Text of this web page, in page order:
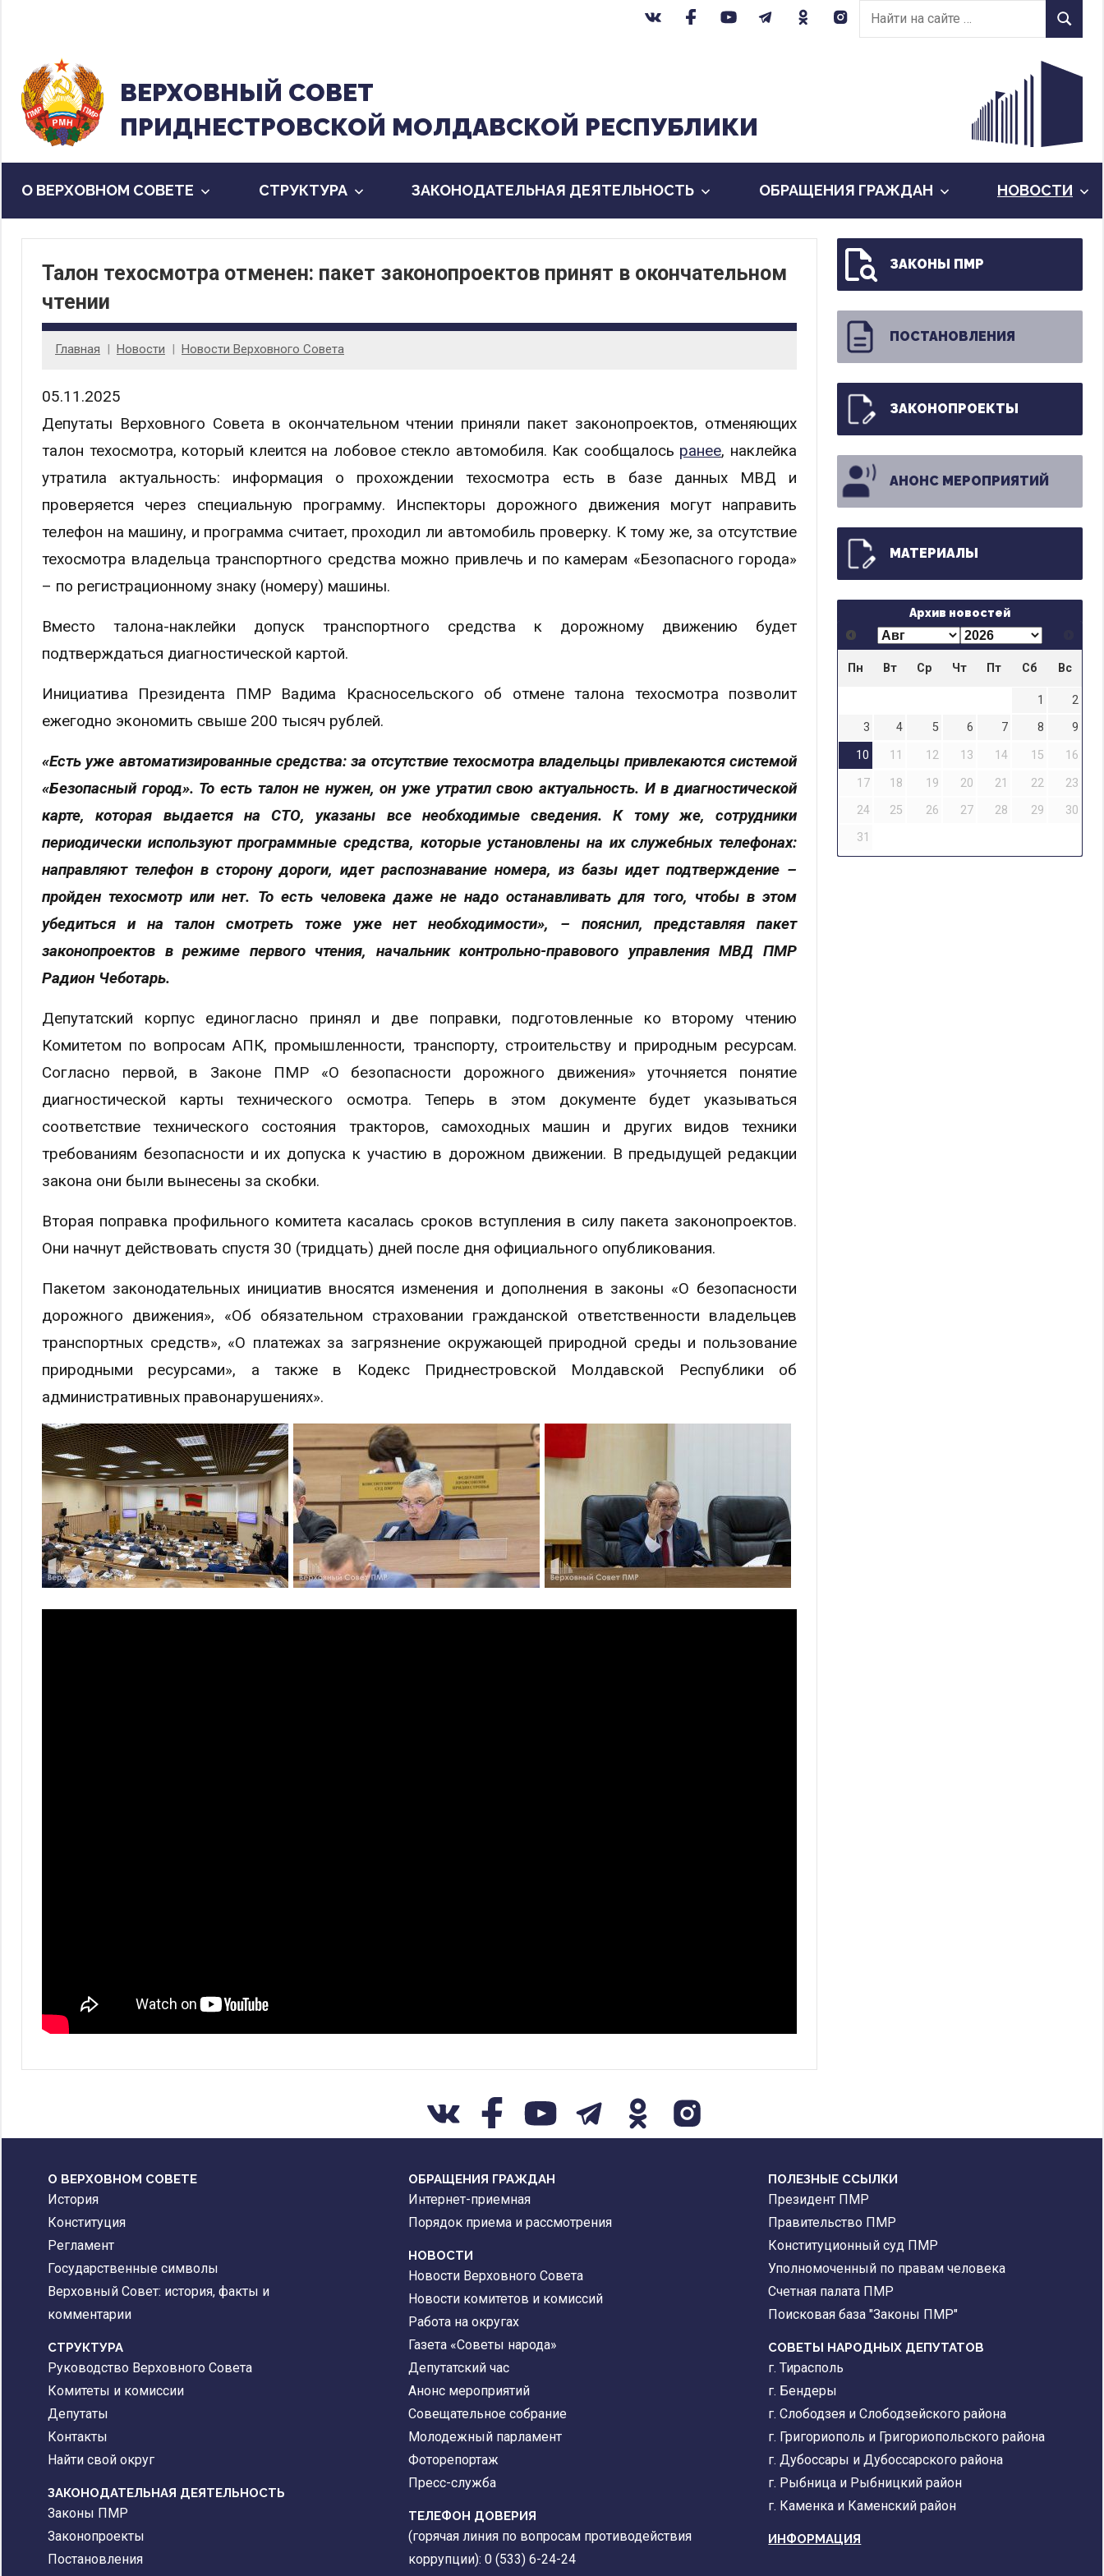
содержанию
Найти
на
Найти
ВЕРХОВНЫЙ CОВЕТ
ПРИДНЕСТРОВСКОЙ МОЛДАВСКОЙ РЕСПУБЛИКИ
О ВЕРХОВНОМ СОВЕТЕ CТРУКТУРА ЗАКОНОДАТЕЛЬНАЯ ДЕЯТЕЛЬНОСТЬ ОБРАЩЕНИЯ ГРАЖДАН НОВОСТИ
Талон техосмотра отменен: пакет законопроектов принят в окончательном
чтении
Главная Новости Новости Верховного Совета
05.11.2025
Депутаты Верховного Совета в окончательном чтении приняли пакет законопроектов, отменяющих
талон техосмотра, который клеится на лобовое стекло автомобиля. Как сообщалось ранее, наклейка
утратила актуальность: информация о прохождении техосмотра есть в базе данных МВД и
проверяется через специальную программу. Инспекторы дорожного движения могут направить
телефон на машину, и программа считает, проходил ли автомобиль проверку. К тому же, за отсутствие
техосмотра владельца транспортного средства можно привлечь и по камерам «Безопасного города»
– по регистрационному знаку (номеру) машины.
Вместо талона-наклейки допуск транспортного средства к дорожному движению будет
подтверждаться диагностической картой.
Инициатива Президента ПМР Вадима Красносельского об отмене талона техосмотра позволит
ежегодно экономить свыше 200 тысяч рублей.
«Есть уже автоматизированные средства: за отсутствие техосмотра владельцы привлекаются системой
«Безопасный город». То есть талон не нужен, он уже утратил свою актуальность. И в диагностической
карте, которая выдается на СТО, указаны все необходимые сведения. К тому же, сотрудники
периодически используют программные средства, которые установлены на их служебных телефонах:
направляют телефон в сторону дороги, идет распознавание номера, из базы идет подтверждение –
пройден техосмотр или нет. То есть человека даже не надо останавливать для того, чтобы в этом
убедиться и на талон смотреть тоже уже нет необходимости», – пояснил, представляя пакет
законопроектов в режиме первого чтения, начальник контрольно-правового управления МВД ПМР
Радион Чеботарь.
Депутатский корпус единогласно принял и две поправки, подготовленные ко второму чтению
Комитетом по вопросам АПК, промышленности, транспорту, строительству и природным ресурсам.
Согласно первой, в Законе ПМР «О безопасности дорожного движения» уточняется понятие
диагностической карты технического осмотра. Теперь в этом документе будет указываться
соответствие технического состояния тракторов, самоходных машин и других видов техники
требованиям безопасности и их допуска к участию в дорожном движении. В предыдущей редакции
закона они были вынесены за скобки.
Вторая поправка профильного комитета касалась сроков вступления в силу пакета законопроектов.
Они начнут действовать спустя 30 (тридцать) дней после дня официального опубликования.
Пакетом законодательных инициатив вносятся изменения и дополнения в законы «О безопасности
дорожного движения», «Об обязательном страховании гражданской ответственности владельцев
транспортных средств», «О платежах за загрязнение окружающей природной среды и пользование
природными ресурсами», а также в Кодекс Приднестровской Молдавской Республики об
административных правонарушениях».
ЗАКОНЫ ПМР
ПОСТАНОВЛЕНИЯ
ЗАКОНОПРОЕКТЫ
АНОНС МЕРОПРИЯТИЙ
МАТЕРИАЛЫ
Архив новостей
Пн Вт Ср Чт Пт Сб Вс
1
2
3
4 5 6 7 8
9
10
11 12 13 14 15
16
17
18 19 20 21 22
23
24
25 26 27 28 29
30
31
О ВЕРХОВНОМ СОВЕТЕ
История
Конституция
Регламент
Государственные символы
Верховный Совет: история, факты и
комментарии
CТРУКТУРА
Руководство Верховного Совета
Комитеты и комиссии
Депутаты
Контакты
Найти свой округ
ЗАКОНОДАТЕЛЬНАЯ ДЕЯТЕЛЬНОСТЬ
Законы ПМР
Законопроекты
Постановления
ОБРАЩЕНИЯ ГРАЖДАН
Интернет-приемная
Порядок приема и рассмотрения
НОВОСТИ
Новости Верховного Совета
Новости комитетов и комиссий
Работа на округах
Газета «Советы народа»
Депутатский час
Анонс мероприятий
Совещательное собрание
Молодежный парламент
Фоторепортаж
Пресс-служба
ТЕЛЕФОН ДОВЕРИЯ
(горячая линия по вопросам противодействия
коррупции): 0 (533) 6-24-24
ПОЛЕЗНЫЕ ССЫЛКИ
Президент ПМР
Правительство ПМР
Конституционный суд ПМР
Уполномоченный по правам человека
Счетная палата ПМР
Поисковая база "Законы ПМР"
СОВЕТЫ НАРОДНЫХ ДЕПУТАТОВ
г. Тирасполь
г. Бендеры
г. Слободзея и Слободзейского района
г. Григориополь и Григориопольского района
г. Дубоссары и Дубоссарского района
г. Рыбница и Рыбницкий район
г. Каменка и Каменский район
ИНФОРМАЦИЯ